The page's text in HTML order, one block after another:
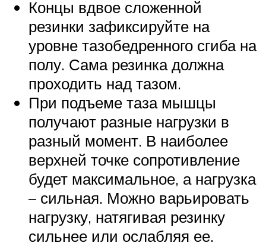
Концы вдвое сложенной
резинки зафиксируйте на
уровне тазобедренного сгиба на
полу. Сама резинка должна
проходить над тазом.
При подъеме таза мышцы
получают разные нагрузки в
разный момент. В наиболее
верхней точке сопротивление
будет максимальное, а нагрузка
– сильная. Можно варьировать
нагрузку, натягивая резинку
сильнее или ослабляя ее.